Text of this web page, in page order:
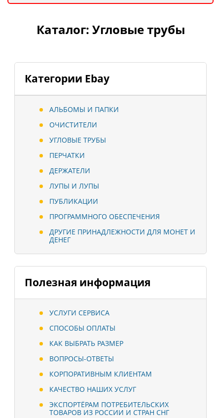
Категории Ebay
АЛЬБОМЫ И ПАПКИ
ОЧИСТИТЕЛИ
УГЛОВЫЕ ТРУБЫ
ПЕРЧАТКИ
ДЕРЖАТЕЛИ
ЛУПЫ И ЛУПЫ
ПУБЛИКАЦИИ
ПРОГРАММНОГО ОБЕСПЕЧЕНИЯ
ДРУГИЕ ПРИНАДЛЕЖНОСТИ ДЛЯ МОНЕТ И
ДЕНЕГ
Полезная информация
УСЛУГИ СЕРВИСА
СПОСОБЫ ОПЛАТЫ
КАК ВЫБРАТЬ РАЗМЕР
ВОПРОСЫ-ОТВЕТЫ
КОРПОРАТИВНЫМ КЛИЕНТАМ
КАЧЕСТВО НАШИХ УСЛУГ
ЭКСПОРТЁРАМ ПОТРЕБИТЕЛЬСКИХ
ТОВАРОВ ИЗ РОССИИ И СТРАН СНГ
Каталог: Угловые трубы